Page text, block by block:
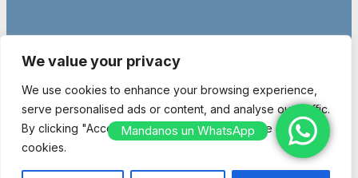
We value your privacy
We use cookies to enhance your browsing experience,
serve personalised ads or content, and analyse our traffic.
By clicking "Accept All", you consent to our use of
cookies.
Mandanos un WhatsApp